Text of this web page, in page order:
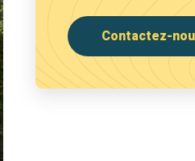
Contactez-